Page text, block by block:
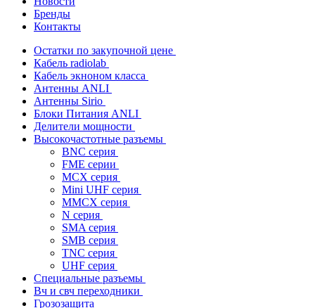
Бренды
Контакты
Остатки по закупочной цене
Кабель radiolab
Кабель экноном класса
Антенны ANLI
Антенны Sirio
Блоки Питания ANLI
Делители мощности
Высокочастотные разъемы
BNC серия
FME серии
MCX серия
Mini UHF серия
MMCX серия
N серия
SMA серия
SMB серия
TNC серия
UHF серия
Специальные разъемы
Вч и свч переходники
Грозозащита